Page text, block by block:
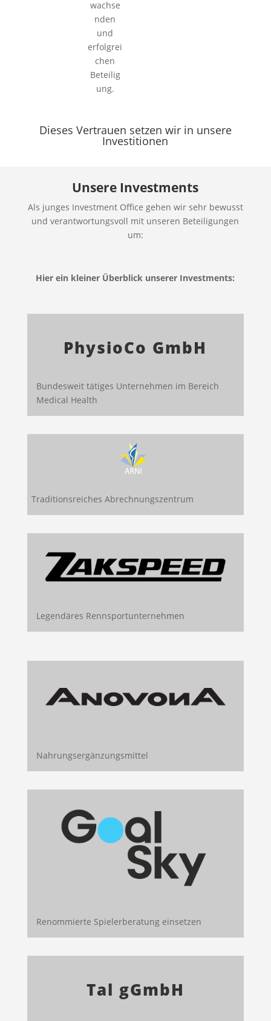
wachse
nden
und
erfolgrei
chen
Beteilig
ung.
Dieses Vertrauen setzen wir in unsere
Investitionen
Unsere Investments
Als junges Investment Office gehen wir sehr bewusst
und verantwortungsvoll mit unseren Beteiligungen
um:
Hier ein kleiner Überblick unserer Investments:
PhysioCo GmbH
Bundesweit tätiges Unternehmen im Bereich
Medical Health
Traditionsreiches Abrechnungszentrum
Legendäres Rennsportunternehmen
Nahrungsergänzungsmittel
Renommierte Spielerberatung einsetzen
Tal gGmbH